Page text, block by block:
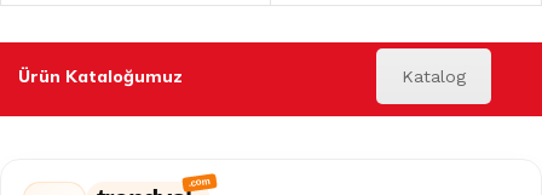
Ürün Kataloğumuz Katalog